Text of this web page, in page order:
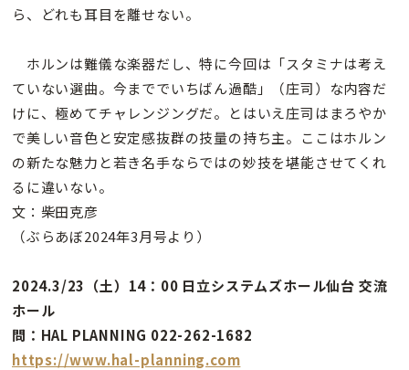
ら、どれも耳目を離せない。
ホルンは難儀な楽器だし、特に今回は「スタミナは考え
ていない選曲。今まででいちばん過酷」（庄司）な内容だ
けに、極めてチャレンジングだ。とはいえ庄司はまろやか
で美しい音色と安定感抜群の技量の持ち主。ここはホルン
の新たな魅力と若き名手ならではの妙技を堪能させてくれ
るに違いない。
文：柴田克彦
（ぶらあぼ2024年3月号より）
2024.3/23（土）14：00 日立システムズホール仙台 交流
ホール
問：HAL PLANNING 022-262-1682
https://www.hal-planning.com